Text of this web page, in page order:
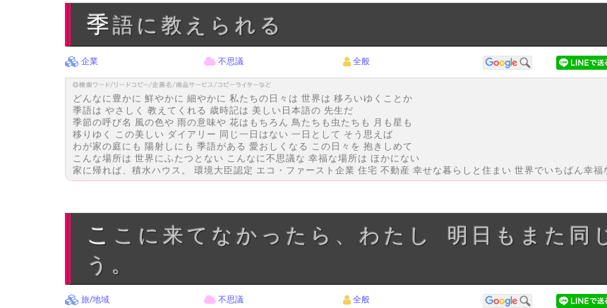
季語に教えられる
企業 不思議 全般
どんなに豊かに 鮮やかに 細やかに 私たちの日々は 世界は 移ろいゆくことか
季語は やさしく 教えてくれる 歳時記は 美しい日本語の 先生だ
季節の呼び名 風の色や 雨の意味や 花はもちろん 鳥たちも虫たちも 月も星も
移りゆく この美しい ダイアリー 同じ一日はない 一日として そう思えば
わが家の庭にも 陽射しにも 季語がある 愛おしくなる この日々を 抱きしめて
こんな場所は 世界にふたつとない こんなに不思議な 幸福な場所は ほかにない
家に帰れば、積水ハウス。 環境大臣認定 エコ・ファースト企業 住宅 不動産 幸せな暮らしと住まい 世界でいちばん幸
ここに来てなかったら、わたし 明日もまた同じこと、考えていたと思
う。
旅/地域 不思議 全般